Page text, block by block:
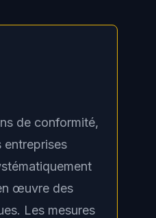
de conformité,
entreprises
œuvre des
Les mesures